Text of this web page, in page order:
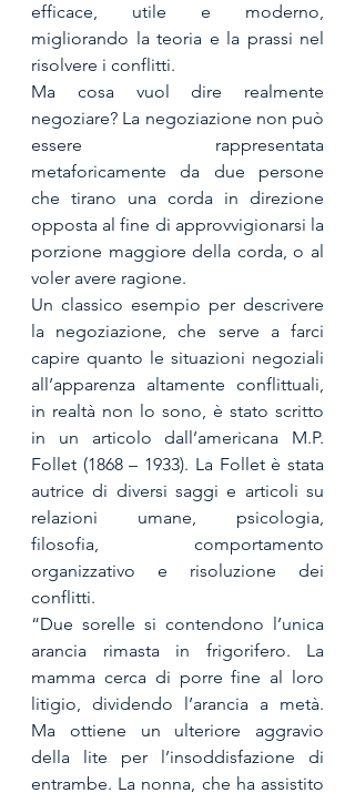
efficace, utile e moderno,
migliorando la teoria e la prassi nel
risolvere i conflitti.
Ma cosa vuol dire realmente
negoziare? La negoziazione non può
essere rappresentata
metaforicamente da due persone
che tirano una corda in direzione
opposta al fine di approvvigionarsi la
porzione maggiore della corda, o al
voler avere ragione.
Un classico esempio per descrivere
la negoziazione, che serve a farci
capire quanto le situazioni negoziali
all’apparenza altamente conflittuali,
in realtà non lo sono, è stato scritto
in un articolo dall’americana M.P.
Follet (1868 – 1933). La Follet è stata
autrice di diversi saggi e articoli su
relazioni umane, psicologia,
filosofia, comportamento
organizzativo e risoluzione dei
conflitti.
“Due sorelle si contendono l’unica
arancia rimasta in frigorifero. La
mamma cerca di porre fine al loro
litigio, dividendo l’arancia a metà.
Ma ottiene un ulteriore aggravio
della lite per l’insoddisfazione di
entrambe. La nonna, che ha assistito